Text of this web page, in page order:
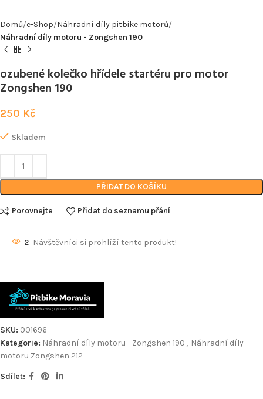
Domů e-Shop Náhradní díly pitbike motorů
Náhradní díly motoru - Zongshen 190
ozubené kolečko hřídele startéru pro motor
Zongshen 190
250 Kč
Skladem
PŘIDAT DO KOŠÍKU
Porovnejte Přidat do seznamu přání
2 Návštěvníci si prohlíží tento produkt!
SKU: 001696
Kategorie: Náhradní díly motoru - Zongshen 190 , Náhradní díly
motoru Zongshen 212
Sdílet: